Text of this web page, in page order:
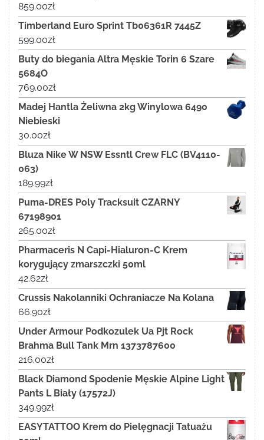
859.00zł
Timberland Euro Sprint Tb06361R 7445Z
599.00zł
Buty do biegania Altra Męskie Torin 6 Szare
5684O
769.00zł
Madej Hantla Żeliwna 2kg Winylowa 6490
Niebieski
30.00zł
Bluza Nike W NSW Essntl Crew FLC (BV4110-
063)
189.99zł
Puma-DRES Poly Tracksuit CZARNY
67198901
265.00zł
Pharmaceris N Capi-Hialuron-C Krem
korygujący zmarszczki 50ml
42.62zł
Crussis Nakolanniki Ochraniacze Na Kolana
66.90zł
Under Armour Podkozulek Ua Pjt Rock
Brahma Bull Tank Mrn 1373787600
216.00zł
Black Diamond Spodenie Męskie Alpine Light
Pants L Biały (17572J)
349.99zł
EASYTATTOO Krem do Pielęgnacji Tatuażu